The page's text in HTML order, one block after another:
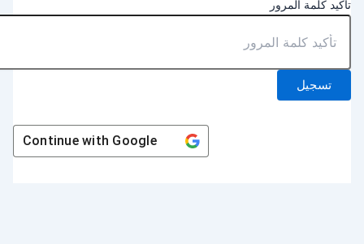
كلمة المرور
تسجيل
Continue withGoogle